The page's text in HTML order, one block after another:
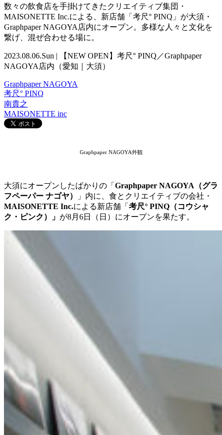
数々の飲食店を手掛けてきたクリエイティブ集団・
MAISONETTE Inc.による、新店舗「考尺° PINQ」が大須・
Graphpaper NAGOYA店内にオープン。多様な人々と文化を
繋げ、混ぜ合わせる場に。
2023.08.06.Sun | 【NEW OPEN】考尺° PINQ／Graphpaper
NAGOYA店内（愛知｜大須）
Graphpaper NAGOYA
考尺° PINQ
南貴之
MAISONETTE inc
Graphpaper NAGOYA外観
大須にオープンしたばかりの「 Graphpaper NAGOYA（グラ
フペーパー ナゴヤ）
」内に、食とクリエイティブの会社・
MAISONETTE Inc.による新店舗「 考尺° PINQ（コウシャ
ク・ピンク）
」 が8月6日（日）にオープンを果たす。